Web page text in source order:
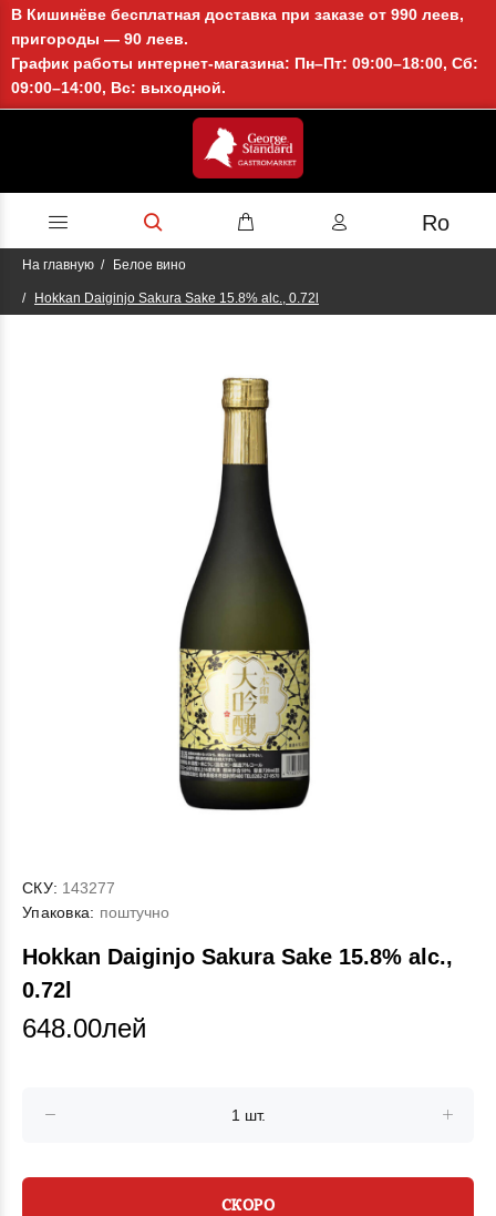
В Кишинёве бесплатная доставка при заказе от 990 леев,
пригороды — 90 леев.
График работы интернет-магазина: Пн–Пт: 09:00–18:00, Сб:
09:00–14:00, Вс: выходной.
Ro
На главную Белое вино
Hokkan Daiginjo Sakura Sake 15.8% alc., 0.72l
СКУ: 143277
Упаковка: поштучно
Hokkan Daiginjo Sakura Sake 15.8% alc.,
0.72l
648.00лей
СКОРО